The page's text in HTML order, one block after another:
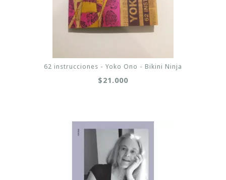
62 instrucciones - Yoko Ono - Bikini Ninja
$21.000